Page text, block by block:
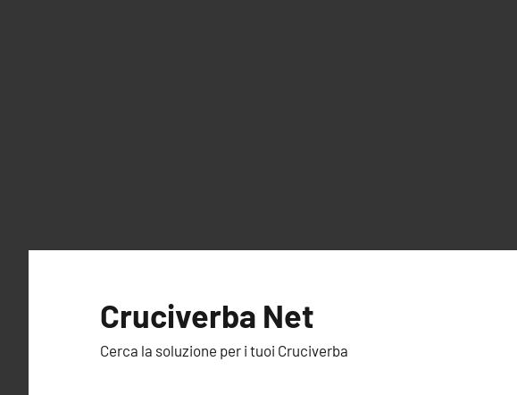
Cruciverba Net
Cerca la soluzione per i tuoi Cruciverba